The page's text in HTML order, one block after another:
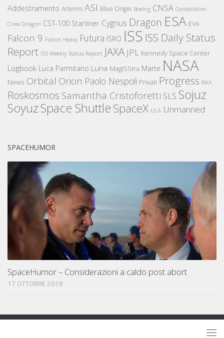
Addestramento Artemis ASI Blue Origin Boeing CNSA Constellation
Crew Dragon CST-100 Starliner Cygnus Dragon ESA EVA
Falcon 9 Falcon Heavy Futura ISRO ISS ISS Daily Status
Report ISS Weekly Status Report JAXA JPL Kennedy Space Center
Logbook Luca Parmitano Luna MagISStra Marte NASA
News Orbital Orion Paolo Nespoli Privati Progress RKA
Roskosmos Samantha Cristoforetti SLS Sojuz
SoyuzSpace ShuttleSpaceX ULA Unmanned
SPACEHUMOR
SpaceHumor – Considerazioni a caldo post abort
17 OTTOBRE 2018